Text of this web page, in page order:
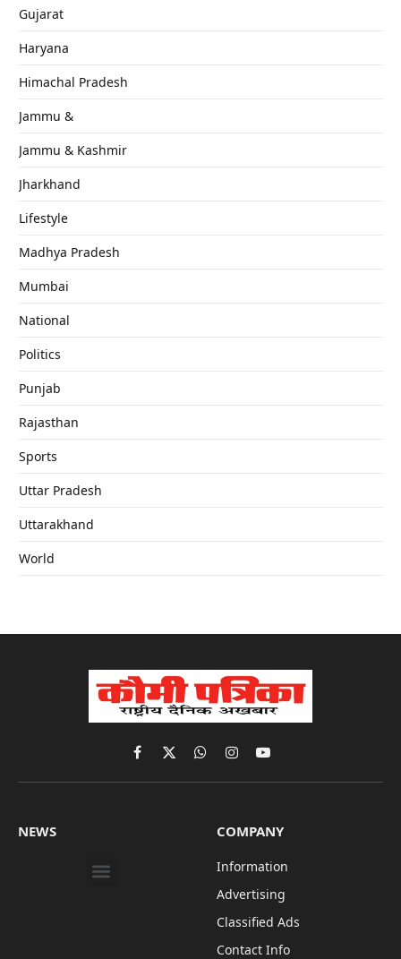
Gujarat
Haryana
Himachal Pradesh
Jammu &
Jammu & Kashmir
Jharkhand
Lifestyle
Madhya Pradesh
Mumbai
National
Politics
Punjab
Rajasthan
Sports
Uttar Pradesh
Uttarakhand
World
Facebook
X
(Twitter)
WhatsApp
InstagramYouTube
NEWS COMPANY
Information
Advertising
Classified Ads
Contact Info